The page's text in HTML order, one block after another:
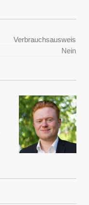
Verbrauchsausweis
Nein